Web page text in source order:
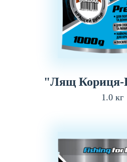
"Лящ
1.0 кг